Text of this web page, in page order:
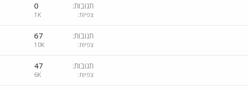
תגובות 0
צפיות 1K
תגובות 67
צפיות 10K
תגובות 47
צפיות 6K